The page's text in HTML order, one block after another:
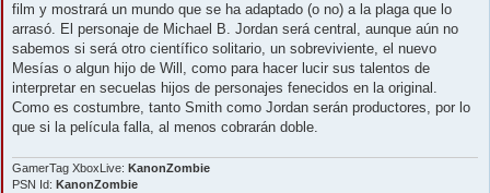
film y mostrará un mundo que se ha adaptado (o no) a la plaga que lo
arrasó. El personaje de Michael B. Jordan será central, aunque aún no
sabemos si será otro científico solitario, un sobreviviente, el nuevo
Mesías o algun hijo de Will, como para hacer lucir sus talentos de
interpretar en secuelas hijos de personajes fenecidos en la original.
Como es costumbre, tanto Smith como Jordan serán productores, por lo
que si la película falla, al menos cobrarán doble.
GamerTag XboxLive: KanonZombie
PSN Id: KanonZombie